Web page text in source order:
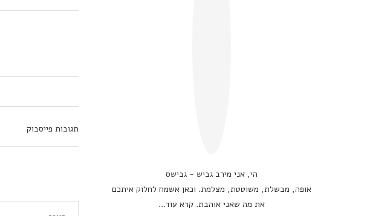
תגובות פייסבוק
הי, אני מירב גביש - גבישס
אופה, מבשלת, משוטטת, מצלמת. וכאן אשמח לחלוק איתכם
את מה שאני אוהבת. קרא עוד...